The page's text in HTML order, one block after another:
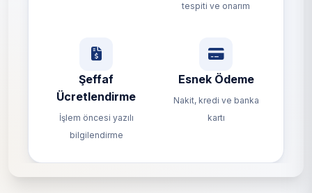
tespiti ve onarım
Şeffaf
Ücretlendirme
İşlem öncesi yazılı
bilgilendirme
Esnek Ödeme
Nakit, kredi ve banka
kartı